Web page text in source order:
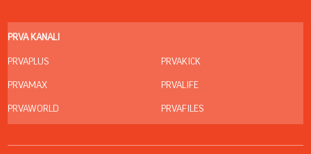
PRVA KANALI
PRVAPLUS
PRVAMAX
PRVAWORLD
PRVAKICK
PRVALIFE
PRVAFILES